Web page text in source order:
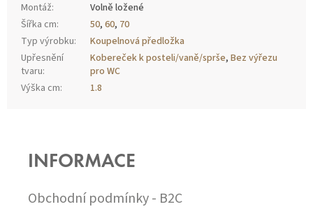
Montáž:
Volně ložené
Šířka cm: 50, 60, 70
Typ výrobku:
Koupelnová předložka
Upřesnění
tvaru:
Kobereček k posteli/vaně/sprše, Bez výřezu
pro WC
Výška cm:
1.8
INFORMACE
Obchodní podmínky - B2C